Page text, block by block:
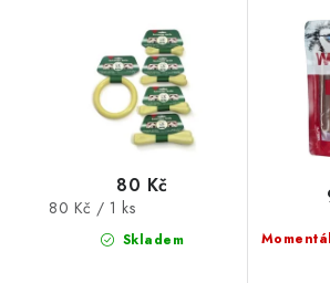
Skladem
80 Kč
Měrná
80 Kč / 1 ks